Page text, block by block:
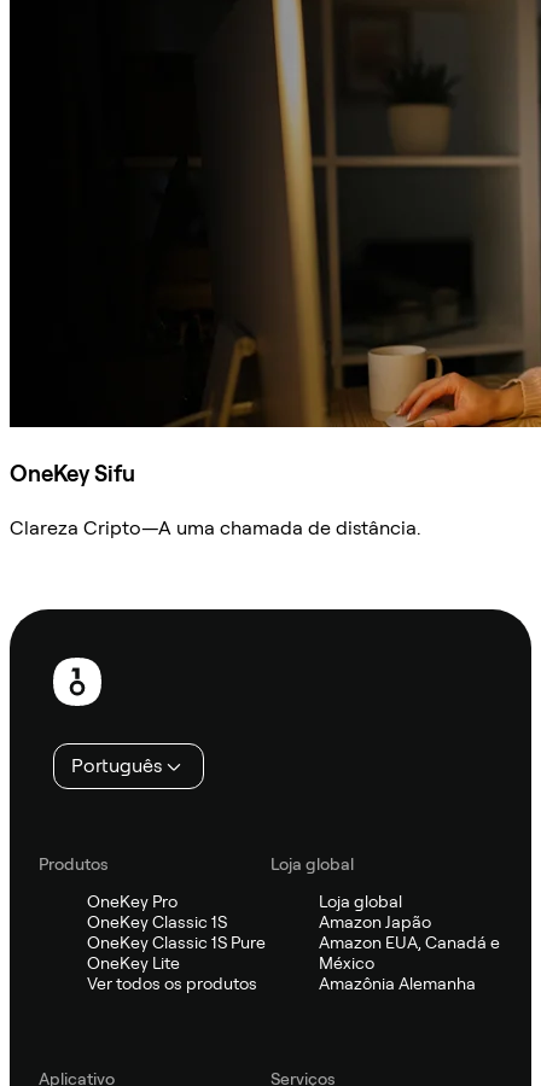
OneKey Sifu
Clareza Cripto—A uma chamada de distância.
Rodapé
Português
Produtos
OneKey Pro
OneKey Classic 1S
OneKey Classic 1S Pure
OneKey Lite
Ver todos os produtos
Loja global
Loja global
Amazon Japão
Amazon EUA, Canadá e
México
Amazônia Alemanha
Aplicativo Serviços